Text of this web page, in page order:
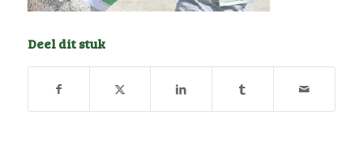
Deel dit stuk